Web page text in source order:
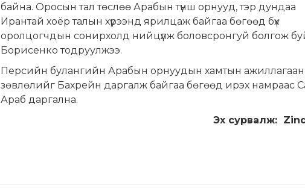
байна. Оросын тал төслөө Арабын түнш орнууд, тэр дундаа
Ирантай хоёр талын хүрээнд ярилцаж байгаа бөгөөд бүх
оролцогчдын сонирхолд нийцүүлж боловсронгуй болгож
Борисенко тодруулжээ.
Персийн булангийн Арабын орнуудын хамтын
зөвлөлийг Бахрейн даргалж байгаа бөгөөд ирэх намраас
Араб даргална.
Эх сурвалж: